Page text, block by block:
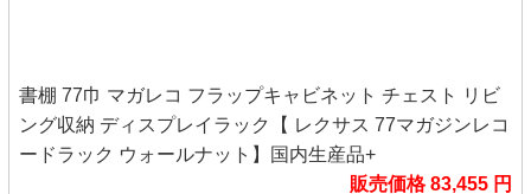
書棚 77巾 マガレコ フラップキャビネット チェスト リビ
ング収納 ディスプレイラック【 レクサス 77マガジンレコ
ードラック ウォールナット】国内生産品+
販売価格 83,455 円